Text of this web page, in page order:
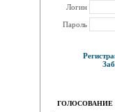
Логин
Пароль
ГОЛОСОВАНИЕ